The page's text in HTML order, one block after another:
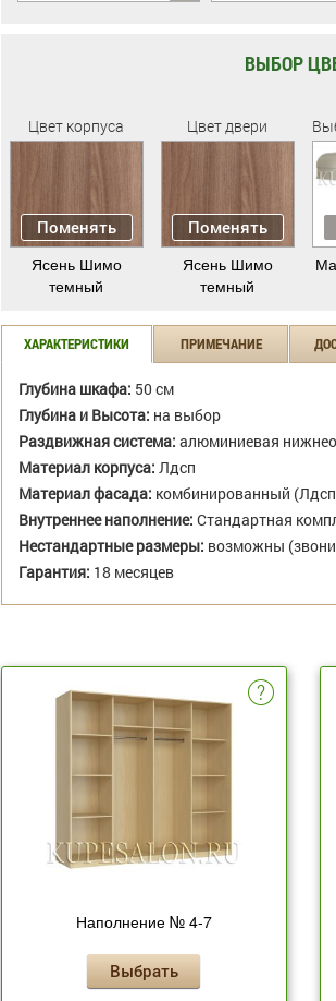
ВЫБОР
Цвет корпуса
Поменять
Ясень Шимо
темный
Цвет двери
Поменять
Ясень Шимо
темный
ХАРАКТЕРИСТИКИ ПРИМЕЧАНИЕ
Глубина шкафа: 50 см
Глубина и Высота: на выбор
Раздвижная система: алюминиевая
Материал корпуса: Лдсп
Материал фасада: комбинированный (Лдсп
Внутреннее наполнение: Стандартная
Нестандартные размеры: возможны
Гарантия: 18 месяцев
Наполнение № 4-7
Выбрать